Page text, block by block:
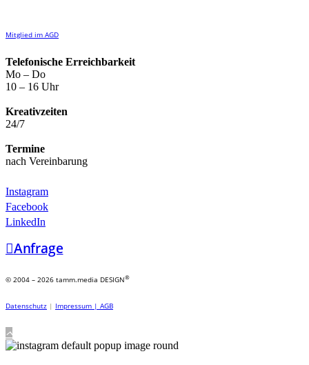
Mitglied im AGD
Telefonische Erreichbarkeit
Mo – Do
10 – 16 Uhr
Kreativzeiten
24/7
Termine
nach Vereinbarung
Instagram
Facebook
LinkedIn
Anfrage
© 2004 – 2026 tamm.media DESIGN®
Datenschutz | Impressum | AGB